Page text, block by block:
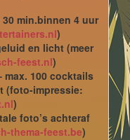
min.binnen 4 uur
)
en licht (meer
feest.nl)
max. 100 cocktails
(foto-impressie:
)
foto’s achteraf
thema-feest.be)